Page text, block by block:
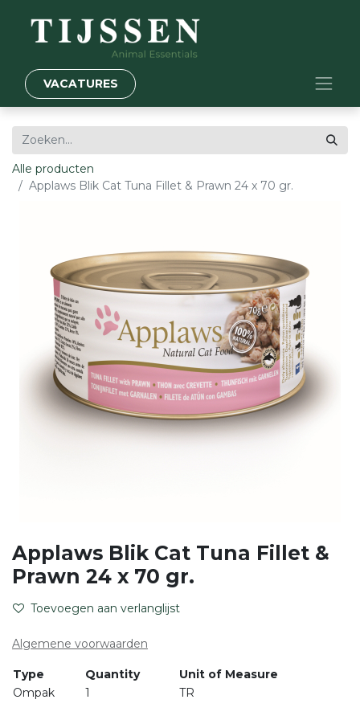
VACATURES
Alle producten
Applaws Blik Cat Tuna Fillet & Prawn 24 x 70 gr.
Applaws Blik Cat Tuna Fillet &
Prawn 24 x 70 gr.
Toevoegen aan verlanglijst
Algemene voorwaarden
Type Quantity
Unit of Measure
Ompak
1 TR